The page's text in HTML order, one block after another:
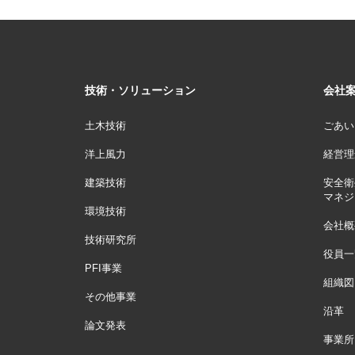
技術・ソリューション
土木技術
洋上風力
建築技術
環境技術
技術研究所
PFI事業
その他事業
論文発表
会社
ごあ
経営
安全
マネ
会社
役員
組織図
沿革
事業所